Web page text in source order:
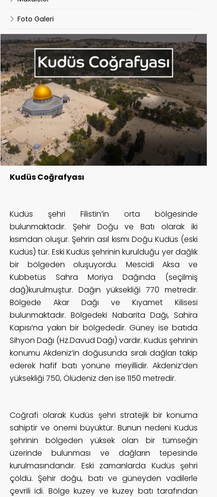
Foto Galeri
Kudüs Coğrafyası
Kudüs şehri Filistin’in orta bölgesinde
bulunmaktadır. Şehir Doğu ve Batı olarak iki
kısımdan oluşur. Şehrin asıl kısmı Doğu Kudüs (eski
Kudüs) tür. Eski Kudüs şehrinin kurulduğu yer dağlık
bir bölgeden oluşuyordu. Mescidi Aksa ve
Kubbetüs Sahra Moriya Dağında (seçilmiş
dağ)kurulmuştur. Dağın yüksekliği 770 metredir.
Bölgede Akar Dağı ve Kıyamet Kilisesi
bulunmaktadır. Bölgedeki Nabarita Dağı, Sahira
Kapısı’na yakın bir bölgededir. Güney ise batıda
Sihyon Dağı (Hz.Davud Dağı) vardır. Kudüs şehrinin
konumu Akdeniz’in doğusunda sıralı dağları takip
ederek hafif batı yönüne meyillidir. Akdeniz’den
yüksekliği 750, Ölüdeniz den ise 1150 metredir.
Coğrafi olarak Kudüs şehri stratejik bir konuma
sahiptir ve önemi büyüktür. Bunun nedeni Kudüs
şehrinin bölgeden yüksek olan bir tümseğin
üzerinde bulunması ve dağların tepesinde
kurulmasındandır. Eski zamanlarda Kudüs şehri
çöldü. Şehir doğu, batı ve güneyden vadilerle
çevrili idi. Bölge kuzey ve kuzey batı tarafından